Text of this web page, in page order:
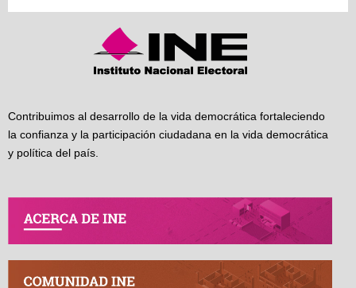
Contribuimos al desarrollo de la vida democrática fortaleciendo
la confianza y la participación ciudadana en la vida democrática
y política del país.